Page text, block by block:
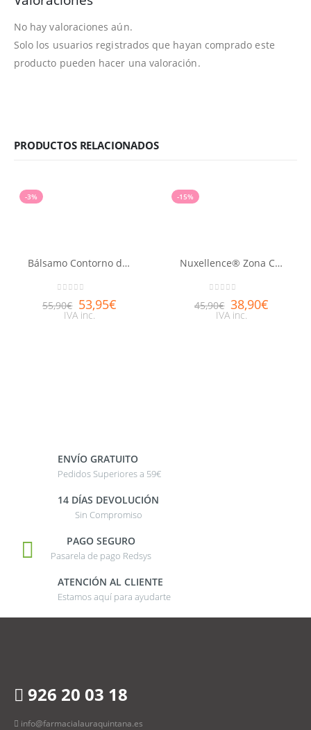
No hay valoraciones aún.
Solo los usuarios registrados que hayan comprado este
producto pueden hacer una valoración.
PRODUCTOS RELACIONADOS
-3%
Bálsamo Contorno de ojos Luminosidad Nuxuriance® Gold 15ml
out of 5
55,90€ 53,95€
IVA inc.
-15%
Nuxellence® Zona Contorno de Ojos 15ml
out of 5
45,90€ 38,90€
IVA inc.
ENVÍO GRATUITO
Pedidos Superiores a 59€
14 DÍAS DEVOLUCIÓN
Sin Compromiso
PAGO SEGURO
Pasarela de pago Redsys
ATENCIÓN AL CLIENTE
Estamos aquí para ayudarte
926 20 03 18
info@farmacialauraquintana.es